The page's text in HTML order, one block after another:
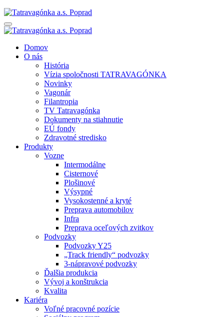
Domov
O nás
História
Vízia spoločnosti TATRAVAGÓNKA
Novinky
Vagonár
Filantropia
TV Tatravagónka
Dokumenty na stiahnutie
EÚ fondy
Zdravotné stredisko
Produkty
Vozne
Intermodálne
Cisternové
Plošinové
Výsypné
Vysokostenné a kryté
Preprava automobilov
Infra
Preprava oceľových zvitkov
Podvozky
Podvozky Y25
„Track friendly“ podvozky
3-nápravové podvozky
Ďalšia produkcia
Vývoj a konštrukcia
Kvalita
Kariéra
Voľné pracovné pozície